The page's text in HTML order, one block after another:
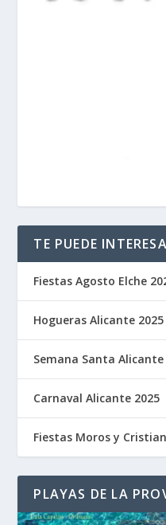
TE PUEDE
Fiestas Agosto Elche
Hogueras Alicante
Semana Santa Alicante
Carnaval Alicante 2025
Fiestas Moros y
PLAYAS DE LA